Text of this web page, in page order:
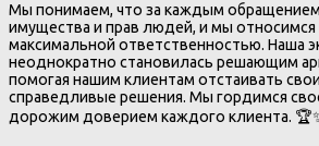
Мы понимаем, что за каждым обращением
имущества и прав людей, и мы относимся
максимальной ответственностью. Наша
неоднократно становилась решающим
помогая нашим клиентам отстаивать
справедливые решения. Мы гордимся
дорожим доверием каждого клиента.